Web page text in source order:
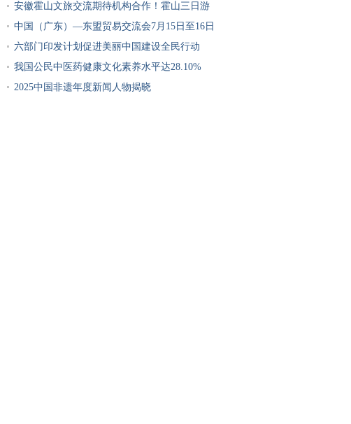
安徽霍山文旅交流期待机构合作！霍山三日游
中国（广东）—东盟贸易交流会7月15日至16日
六部门印发计划促进美丽中国建设全民行动
我国公民中医药健康文化素养水平达28.10%
2025中国非遗年度新闻人物揭晓